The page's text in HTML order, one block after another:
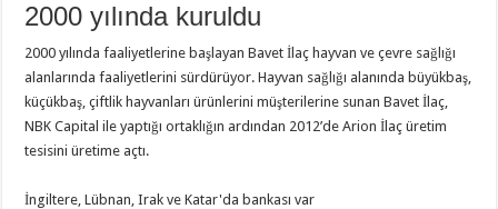
2000 yılında kuruldu
2000 yılında faaliyetlerine başlayan Bavet İlaç hayvan ve çevre sağlığı
alanlarında faaliyetlerini sürdürüyor. Hayvan sağlığı alanında büyükbaş,
küçükbaş, çiftlik hayvanları ürünlerini müşterilerine sunan Bavet İlaç,
NBK Capital ile yaptığı ortaklığın ardından 2012’de Arion İlaç üretim
tesisini üretime açtı.
İngiltere, Lübnan, Irak ve Katar'da bankası var